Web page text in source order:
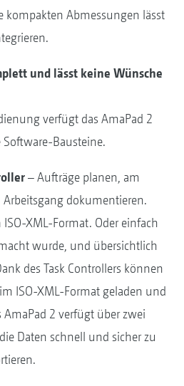
kompakten Abmessungen lässt
und lässt keine Wünsche
verfügt das AmaPad 2
Bausteine.
– Aufträge planen, am
dokumentieren.
XML-Format. Oder einfach
wurde, und übersichtlich
des Task Controllers können
ISO-XML-Format geladen und
AmaPad 2 verfügt über zwei
Daten schnell und sicher zu